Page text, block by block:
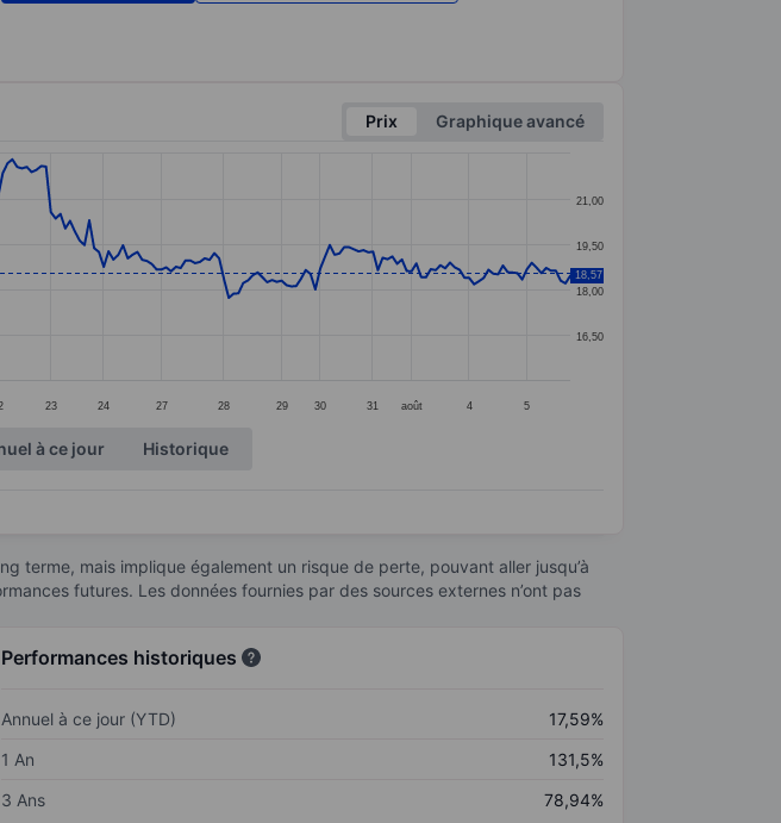
Prix
Graphique avancé
23 24 27 28 29 30 31 août 4 5
16,50
18,00
19,50
21,00
18,57
à ce jour Historique
terme, mais implique également un risque de perte, pouvant aller jusqu’à
futures. Les données fournies par des sources externes n’ont pas
Performances historiques
Annuel à ce jour (YTD)
17,59%
1 An
131,5%
3 Ans
78,94%